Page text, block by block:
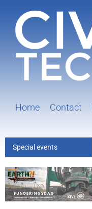
inhoud
Home Contact
Special events